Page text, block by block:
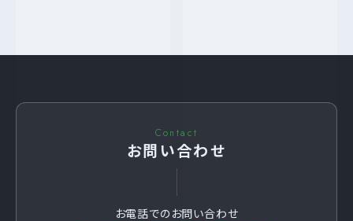
Contact
お問い合わせ
お電話でのお問い合わせ